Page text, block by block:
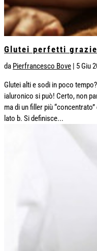
Glutei perfetti
da Pierfrancesco Bove | 5 Giu
Glutei alti e sodi in poco
ialuronico si può! Certo, non
ma di un filler più
lato b. Si definisce...